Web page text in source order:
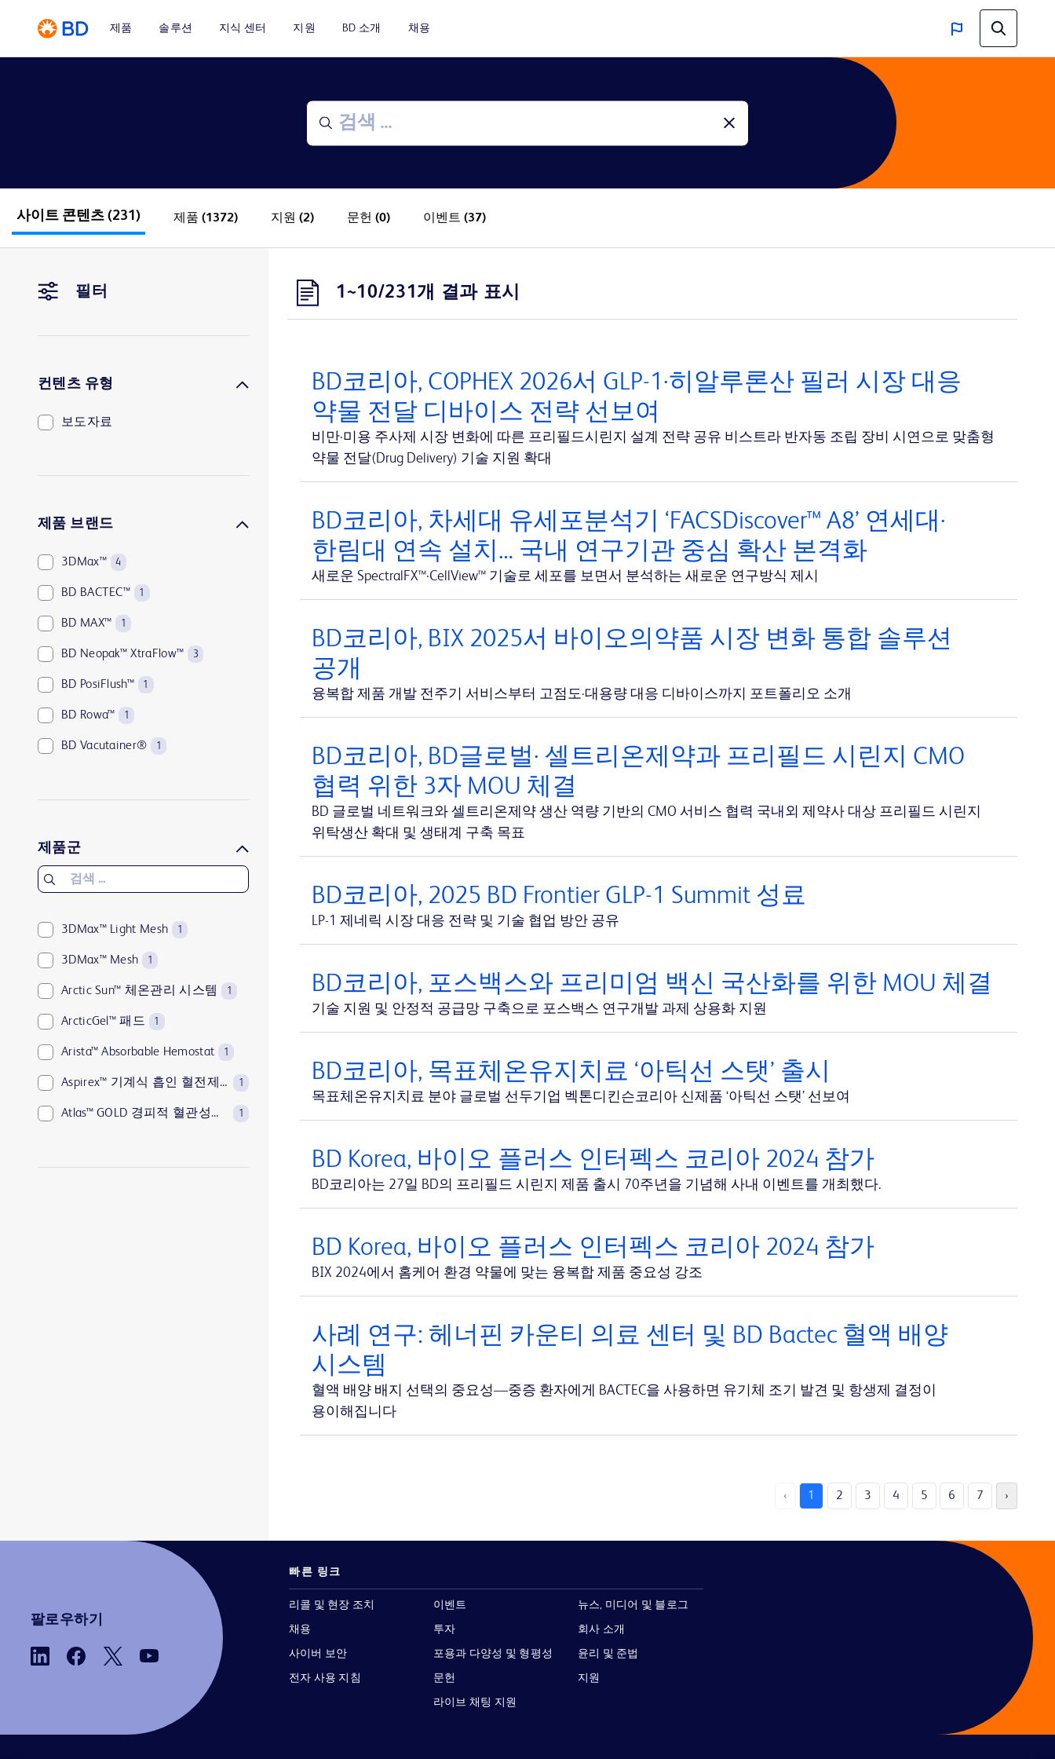
제품 솔루션 지식 센터 지원 BD 소개 채용
사이트 콘텐츠 (231) 제품 (1372) 지원 (2) 문헌 (0) 이벤트 (37)
필터
컨텐츠 유형
보도자료
제품 브랜드
3DMax™ 4
BD BACTEC™ 1
BD MAX™ 1
BD Neopak™ XtraFlow™ 3
BD PosiFlush™ 1
BD Rowa™ 1
BD Vacutainer® 1
제품군
3DMax™ Light Mesh 1
3DMax™ Mesh 1
Arctic Sun™ 체온관리 시스템 1
ArcticGel™ 패드 1
Arista™ Absorbable Hemostat 1
Aspirex™ 기계식 흡인 혈전제거 시스템 1
Atlas™ GOLD 경피적 혈관성형술(PTA) 확장 카테터 1
BD BBL™ DrySlide™ 제품 1
BD BBL™ Sensi-Disc™ 디스펜서
BD BBL™ Sensi-Disc™ 항균제 감수성 검사 디스크
BD BBL™ 세피나아제 종이 디스크
BD BBL™ 아이솔레이터 팩 플레이트 배지
1~10/231개 결과 표시
BD코리아, COPHEX 2026서 GLP-1·히알루론산 필러 시장 대응
약물 전달 디바이스 전략 선보여
비만·미용 주사제 시장 변화에 따른 프리필드시린지 설계 전략 공유 비스트라 반자동 조립 장비 시연으로 맞춤형
약물 전달(Drug Delivery) 기술 지원 확대
BD코리아, 차세대 유세포분석기 ‘FACSDiscover™ A8’ 연세대·
한림대 연속 설치… 국내 연구기관 중심 확산 본격화
새로운 SpectralFX™·CellView™ 기술로 세포를 보면서 분석하는 새로운 연구방식 제시
BD코리아, BIX 2025서 바이오의약품 시장 변화 통합 솔루션
공개
융복합 제품 개발 전주기 서비스부터 고점도·대용량 대응 디바이스까지 포트폴리오 소개
BD코리아, BD글로벌· 셀트리온제약과 프리필드 시린지 CMO
협력 위한 3자 MOU 체결
BD 글로벌 네트워크와 셀트리온제약 생산 역량 기반의 CMO 서비스 협력 국내외 제약사 대상 프리필드 시린지
위탁생산 확대 및 생태계 구축 목표
BD코리아, 2025 BD Frontier GLP-1 Summit 성료
LP-1 제네릭 시장 대응 전략 및 기술 협업 방안 공유
BD코리아, 포스백스와 프리미엄 백신 국산화를 위한 MOU 체결
기술 지원 및 안정적 공급망 구축으로 포스백스 연구개발 과제 상용화 지원
BD코리아, 목표체온유지치료 ‘아틱선 스탯’ 출시
목표체온유지치료 분야 글로벌 선두기업 벡톤디킨슨코리아 신제품 ‘아틱선 스탯’ 선보여
BD Korea, 바이오 플러스 인터펙스 코리아 2024 참가
BD코리아는 27일 BD의 프리필드 시린지 제품 출시 70주년을 기념해 사내 이벤트를 개최했다.
BD Korea, 바이오 플러스 인터펙스 코리아 2024 참가
BIX 2024에서 홈케어 환경 약물에 맞는 융복합 제품 중요성 강조
사례 연구: 헤너핀 카운티 의료 센터 및 BD Bactec 혈액 배양
시스템
혈액 배양 배지 선택의 중요성—중증 환자에게 BACTEC을 사용하면 유기체 조기 발견 및 항생제 결정이
용이해집니다
‹ 1 2 3 4 5 6 7 ›
팔로우하기
빠른 링크
리콜 및 현장 조치
채용
사이버 보안
전자 사용 지침
이벤트
투자
포용과 다양성 및 형평성
문헌
라이브 채팅 지원
뉴스, 미디어 및 블로그
회사 소개
윤리 및 준법
지원